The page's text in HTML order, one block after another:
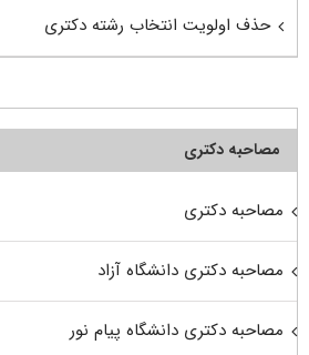
حذف اولویت انتخاب رشته دکتری
مصاحبه دکتری
مصاحبه دکتری
مصاحبه دکتری دانشگاه آزاد
مصاحبه دکتری دانشگاه پیام نور